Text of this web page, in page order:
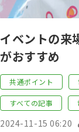
イベントの来
がおすすめ
共通ポイント
すべての記事
2024-11-15 06:20